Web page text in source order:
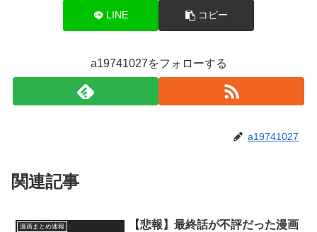
LINE コピー
a19741027をフォローする
a19741027
関連記事
漫画まとめ速報
【悲報】最終話が不評だった漫画